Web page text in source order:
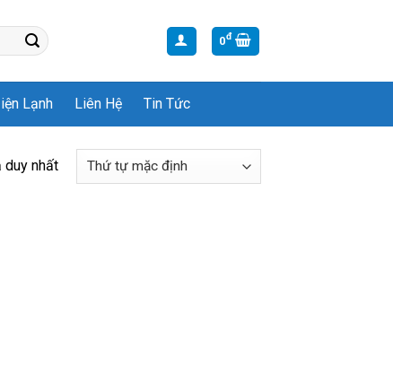
0đ
Lạnh Liên Hệ Tin Tức
duy nhất